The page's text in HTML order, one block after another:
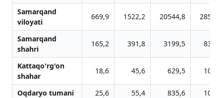
Samarqand
viloyati
669,9 1522,2 20544,8 2857,8
Samarqand
shahri
165,2 391,8 3199,5 837,4
Kattaqo'rg'on
shahar
18,6 45,6 629,5 107,5
Oqdaryo tumani 25,6 55,4 835,6
100,6